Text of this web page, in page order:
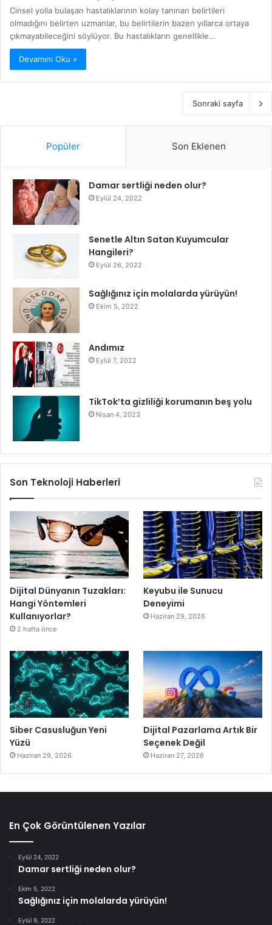
Cinsel yolla bulaşan hastalıklarının kolay tanınan belirtileri
olmadığını belirten uzmanlar, bu belirtilerin bazen yıllarca ortaya
çıkmayabileceğini söylüyor. Bu hastalıkların genellikle…
Devamını Oku »
Sonraki sayfa
Popüler Son Eklenen
Damar sertliği neden olur?
Eylül 24, 2022
Senetle Altın Satan Kuyumcular
Hangileri?
Eylül 26, 2022
Sağlığınız için molalarda yürüyün!
Ekim 5, 2022
Andımız
Eylül 7, 2022
TikTok’ta gizliliği korumanın beş yolu
Nisan 4, 2023
Son Teknoloji Haberleri
Dijital Dünyanın Tuzakları:
Hangi Yöntemleri
Kullanıyorlar?
2 hafta önce
Keyubu ile Sunucu
Deneyimi
Haziran 29, 2026
Siber Casusluğun Yeni
Yüzü
Haziran 29, 2026
Dijital Pazarlama Artık Bir
Seçenek Değil
Haziran 27, 2026
En Çok Görüntülenen Yazılar
Eylül 24, 2022
Damar sertliği neden olur?
Ekim 5, 2022
Sağlığınız için molalarda yürüyün!
Eylül 9, 2022